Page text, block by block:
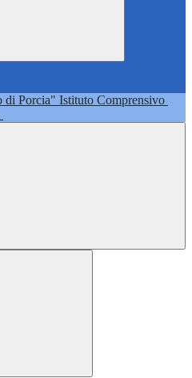
Istituto Comprensivo